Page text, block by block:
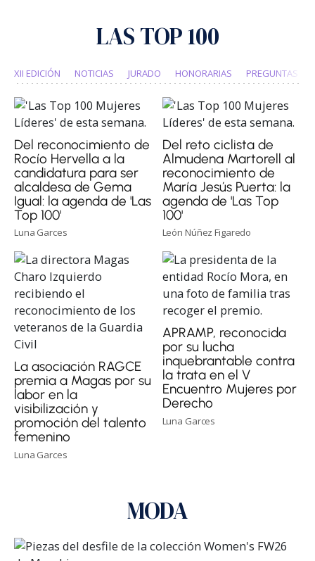
LAS TOP 100
XII EDICIÓN NOTICIAS JURADO HONORARIAS PREGUNTAS
Del reconocimiento de
Rocío Hervella a la
candidatura para ser
alcaldesa de Gema
Igual: la agenda de 'Las
Top 100'
Luna Garces
Del reto ciclista de
Almudena Martorell al
reconocimiento de
María Jesús Puerta: la
agenda de 'Las Top
100'
León Núñez Figaredo
La asociación RAGCE
premia a Magas por su
labor en la
visibilización y
promoción del talento
femenino
Luna Garces
APRAMP, reconocida
por su lucha
inquebrantable contra
la trata en el V
Encuentro Mujeres por
Derecho
Luna Garces
MODA